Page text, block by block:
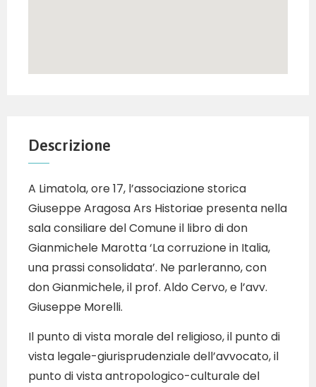
Descrizione
A Limatola, ore 17, l’associazione storica
Giuseppe Aragosa Ars Historiae presenta nella
sala consiliare del Comune il libro di don
Gianmichele Marotta ‘La corruzione in Italia,
una prassi consolidata’. Ne parleranno, con
don Gianmichele, il prof. Aldo Cervo, e l’avv.
Giuseppe Morelli.
Il punto di vista morale del religioso, il punto di
vista legale-giurisprudenziale dell’avvocato, il
punto di vista antropologico-culturale del